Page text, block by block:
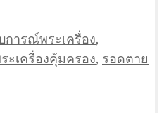
การณ์พระเครื่อง,
ะเครื่องคุ้มครอง, รอดตาย